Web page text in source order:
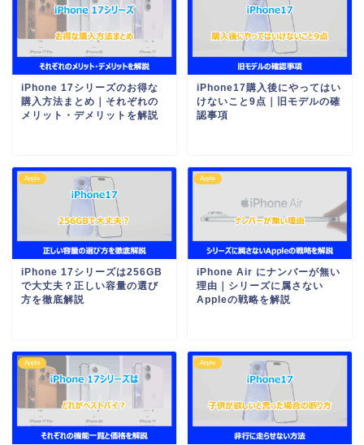
iPhone 17シリーズのお得な
購入方法まとめ｜それぞれの
メリット・デメリットを解説
iPhone17購入後にやってはい
けないこと9点｜旧モデルの確
認事項
Apple
iPhone 17シリーズは256GB
で大丈夫？正しい容量の選び
方を徹底解説
Apple
iPhone Air にナンバーが無い
理由｜シリーズに属さない
Appleの戦略を解説
Apple Apple